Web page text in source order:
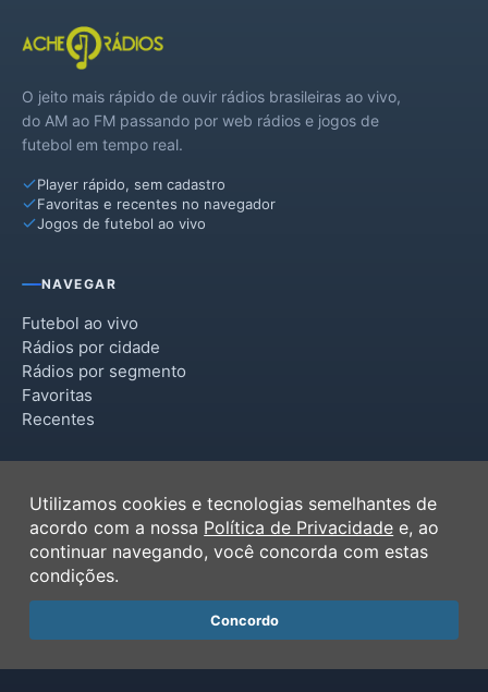
O jeito mais rápido de ouvir rádios brasileiras ao vivo,
do AM ao FM passando por web rádios e jogos de
futebol em tempo real.
Player rápido, sem cadastro
Favoritas e recentes no navegador
Jogos de futebol ao vivo
NAVEGAR
Futebol ao vivo
Rádios por cidade
Rádios por segmento
Favoritas
Recentes
Termos de Uso
Política de Privacidade
Ferramentas
Contato
Utilizamos cookies e tecnologias semelhantes de
acordo com a nossa Política de Privacidade e, ao
continuar navegando, você concorda com estas
condições.
Concordo